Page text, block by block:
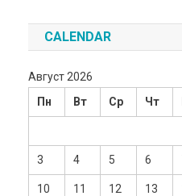
CALENDAR
Август 2026
Пн
Вт Ср Чт
3 4 5 6
10 11 12 13